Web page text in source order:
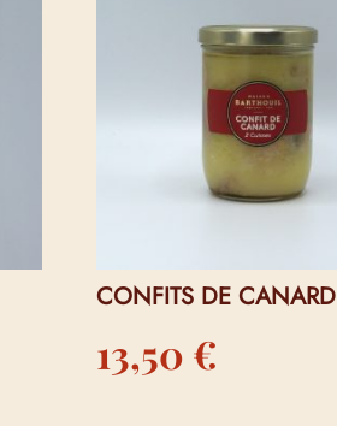
CONFITS DE CANARD
13,50 €